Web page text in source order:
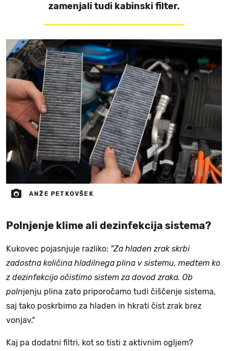
zamenjali tudi kabinski filter.
ANŽE PETKOVŠEK
Polnjenje klime ali dezinfekcija sistema?
Kukovec pojasnjuje razliko: "Za hladen zrak skrbi
zadostna količina hladilnega plina v sistemu, medtem ko
z dezinfekcijo očistimo sistem za dovod zraka. Ob
polnjenju plina zato priporočamo tudi čiščenje sistema,
saj tako poskrbimo za hladen in hkrati čist zrak brez
vonjav."
Kaj pa dodatni filtri, kot so tisti z aktivnim ogljem?